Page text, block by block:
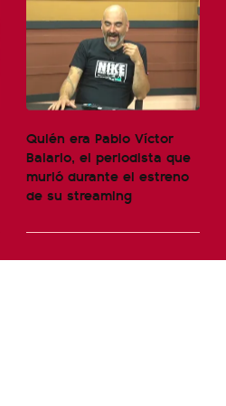
Quién era Pablo Víctor
Balario, el periodista que
murió durante el estreno
de su streaming